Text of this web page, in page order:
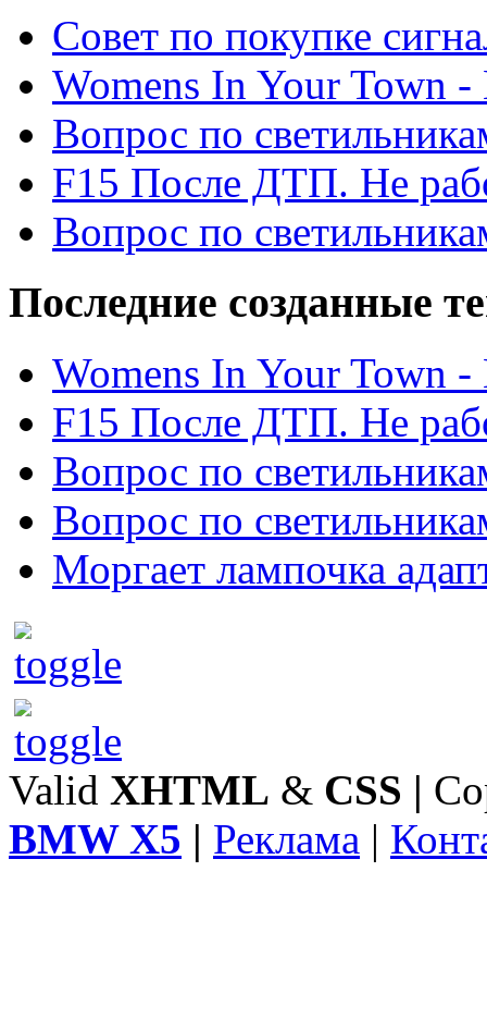
Cовет по покупке
Womens In Your Town
Вопрос по
F15 После ДТП. Не
Вопрос по
Последние созданные
Womens In Your Town
F15 После ДТП. Не
Вопрос по
Вопрос по
Моргает лампочка
Valid XHTML & CSS |
BMW X5 | Реклама |